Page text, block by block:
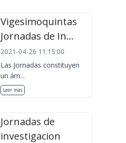
Vigesimoquintas
Jornadas de In...
2021-04-26 11:15:00
Las Jornadas constituyen
un ám...
Leer más
Jornadas de
investigacion